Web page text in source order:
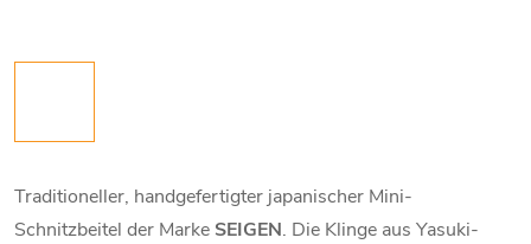
Traditioneller, handgefertigter japanischer Mini-
Schnitzbeitel der Marke SEIGEN. Die Klinge aus Yasuki-